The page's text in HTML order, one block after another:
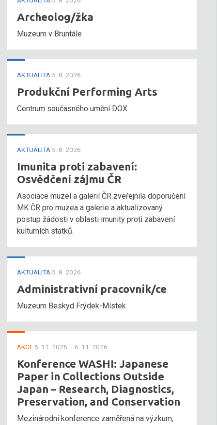
Archeolog/žka
Muzeum v Bruntále
AKTUALITA 5. 8. 2026
Produkční Performing Arts
Centrum současného umění DOX
AKTUALITA 5. 8. 2026
Imunita proti zabavení:
Osvědčení zájmu ČR
Asociace muzeí a galerií ČR zveřejnila doporučení
MK ČR pro muzea a galerie a aktualizovaný
postup žádosti v oblasti imunity proti zabavení
kulturních statků.
AKTUALITA 5. 8. 2026
Administrativní pracovník/ce
Muzeum Beskyd Frýdek-Místek
AKCE 5. 11. 2026 – 6. 11. 2026
Konference WASHI: Japanese
Paper in Collections Outside
Japan – Research, Diagnostics,
Preservation, and Conservation
Mezinárodní konference zaměřená na výzkum,